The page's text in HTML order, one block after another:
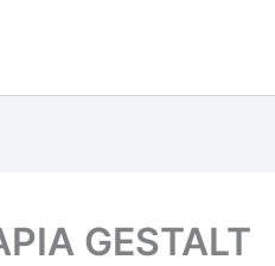
GESTALT